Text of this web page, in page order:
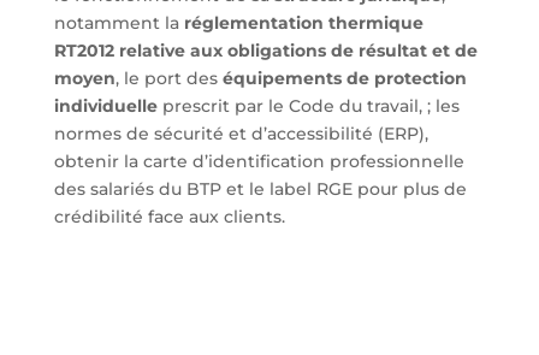
notamment la réglementation thermique
RT2012 relative aux obligations de résultat et de
moyen, le port des équipements de protection
individuelleprescrit par le Code du travail, ; les
normes de sécurité et d’accessibilité (ERP),
obtenir la carte d’identification professionnelle
des salariés du BTP et le label RGE pour plus de
crédibilité face aux clients.